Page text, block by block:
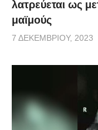
λατρεύεται ως
μαϊμούς
7 ΔΕΚΕΜΒΡΊΟΥ, 2023